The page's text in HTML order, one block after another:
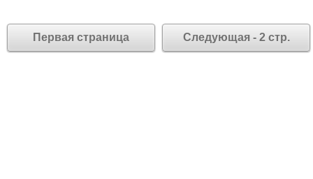
Первая страница Следующая - 2 стр.